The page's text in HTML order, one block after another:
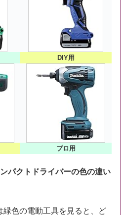
DIY用
プロ用
パクトドライバーの色の違い
緑色の電動工具を見ると、ど